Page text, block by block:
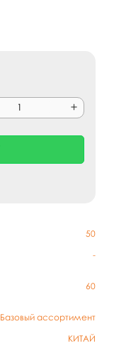
50
-
60
Базовый ассортимент
КИТАЙ